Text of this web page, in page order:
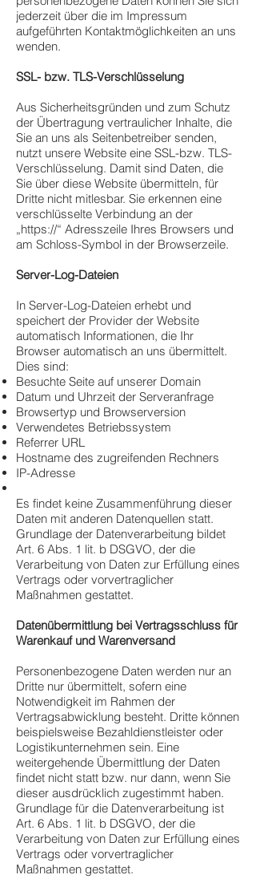
jederzeit über die im Impressum
aufgeführten Kontaktmöglichkeiten an uns
wenden.
SSL- bzw. TLS-Verschlüsselung
Aus Sicherheitsgründen und zum Schutz
der Übertragung vertraulicher Inhalte, die
Sie an uns als Seitenbetreiber senden,
nutzt unsere Website eine SSL-bzw. TLS-
Verschlüsselung. Damit sind Daten, die
Sie über diese Website übermitteln, für
Dritte nicht mitlesbar. Sie erkennen eine
verschlüsselte Verbindung an der
„https://“ Adresszeile Ihres Browsers und
am Schloss-Symbol in der Browserzeile.
Server-Log-Dateien
In Server-Log-Dateien erhebt und
speichert der Provider der Website
automatisch Informationen, die Ihr
Browser automatisch an uns übermittelt.
Dies sind:
Besuchte Seite auf unserer Domain
Datum und Uhrzeit der Serveranfrage
Browsertyp und Browserversion
Verwendetes Betriebssystem
Referrer URL
Hostname des zugreifenden Rechners
IP-Adresse
Es findet keine Zusammenführung dieser
Daten mit anderen Datenquellen statt.
Grundlage der Datenverarbeitung bildet
Art. 6 Abs. 1 lit. b DSGVO, der die
Verarbeitung von Daten zur Erfüllung eines
Vertrags oder vorvertraglicher
Maßnahmen gestattet.
Datenübermittlung bei Vertragsschluss für
Warenkauf und Warenversand
Personenbezogene Daten werden nur an
Dritte nur übermittelt, sofern eine
Notwendigkeit im Rahmen der
Vertragsabwicklung besteht. Dritte können
beispielsweise Bezahldienstleister oder
Logistikunternehmen sein. Eine
weitergehende Übermittlung der Daten
findet nicht statt bzw. nur dann, wenn Sie
dieser ausdrücklich zugestimmt haben.
Grundlage für die Datenverarbeitung ist
Art. 6 Abs. 1 lit. b DSGVO, der die
Verarbeitung von Daten zur Erfüllung eines
Vertrags oder vorvertraglicher
Maßnahmen gestattet.